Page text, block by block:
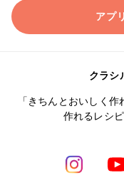
アプ
クラシ
「きちんとおいしく
作れるレシ